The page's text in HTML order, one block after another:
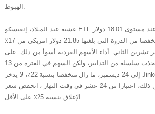
الهبوط.
عشية عيد الميلاد، إنفيسكو ETF الشمسية ليغلق عند مستوى 18.01 دولار
للسهم الواحد منخفضا من الذروة التي بلغتها 21.85 دولار امريكى من 17٪
تشرين الثاني. أداء الأسهم الفردية أسوأ من ذلك. على
الرغم من أن تسلا اتخذت سلسلة من التدابير، ولكن السهم في الفترة من 13
إلى 24 ديسمبر، ما زال منخفضا بنسبة 22٪، لا يدخر JinkoSolar، Sunrun
وسنباور، أسوأ من ذلك، اعتبارا من 24 عشر في وقت النهار ، انخفض سعر
الإغلاق بنسبة 25٪ على الأقل.